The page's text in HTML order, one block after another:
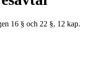
16 § och 22 §, 12 kap.